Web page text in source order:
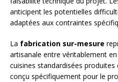
anticipent les potentielles
adaptées aux contraintes
La fabrication sur-mesure
artisanale entre véritablement
cuisines standardisées
conçu spécifiquement pour le